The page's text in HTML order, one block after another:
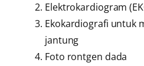
Elektrokardiogram
Ekokardiografi untuk
jantung
Foto rontgen dada